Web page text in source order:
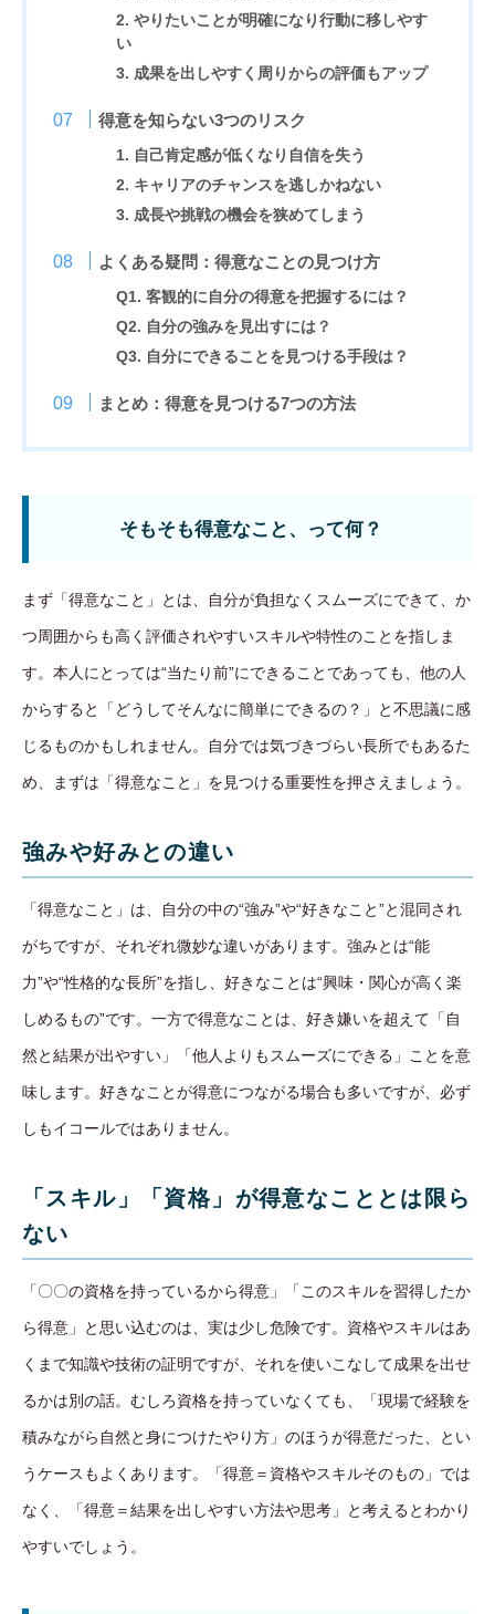
2. やりたいことが明確になり行動に移しやす
い
3. 成果を出しやすく周りからの評価もアップ
得意を知らない3つのリスク
1. 自己肯定感が低くなり自信を失う
2. キャリアのチャンスを逃しかねない
3. 成長や挑戦の機会を狭めてしまう
よくある疑問：得意なことの見つけ方
Q1. 客観的に自分の得意を把握するには？
Q2. 自分の強みを見出すには？
Q3. 自分にできることを見つける手段は？
まとめ：得意を見つける7つの方法
そもそも得意なこと、って何？
まず「得意なこと」とは、自分が負担なくスムーズにできて、か
つ周囲からも高く評価されやすいスキルや特性のことを指しま
す。本人にとっては“当たり前”にできることであっても、他の人
からすると「どうしてそんなに簡単にできるの？」と不思議に感
じるものかもしれません。自分では気づきづらい長所でもあるた
め、まずは「得意なこと」を見つける重要性を押さえましょう。
強みや好みとの違い
「得意なこと」は、自分の中の“強み”や“好きなこと”と混同され
がちですが、それぞれ微妙な違いがあります。強みとは“能
力”や“性格的な長所”を指し、好きなことは“興味・関心が高く楽
しめるもの”です。一方で得意なことは、好き嫌いを超えて「自
然と結果が出やすい」「他人よりもスムーズにできる」ことを意
味します。好きなことが得意につながる場合も多いですが、必ず
しもイコールではありません。
「スキル」「資格」が得意なこととは限ら
ない
「〇〇の資格を持っているから得意」「このスキルを習得したか
ら得意」と思い込むのは、実は少し危険です。資格やスキルはあ
くまで知識や技術の証明ですが、それを使いこなして成果を出せ
るかは別の話。むしろ資格を持っていなくても、「現場で経験を
積みながら自然と身につけたやり方」のほうが得意だった、とい
うケースもよくあります。「得意＝資格やスキルそのもの」では
なく、「得意＝結果を出しやすい方法や思考」と考えるとわかり
やすいでしょう。